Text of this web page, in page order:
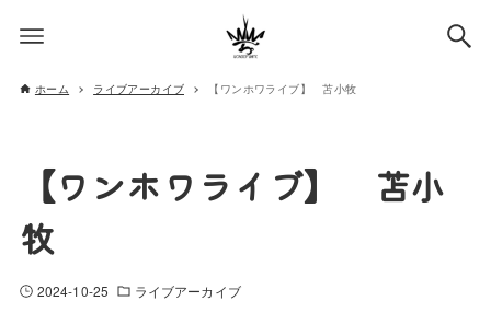
ホーム ライブアーカイブ 【ワンホワライブ】 苫小牧
【ワンホワライブ】 苫小
牧
2024-10-25 ライブアーカイブ